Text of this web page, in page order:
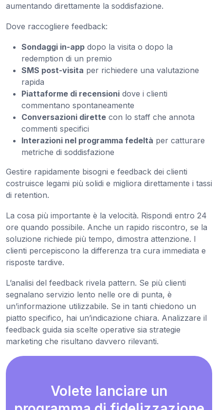
aumentando direttamente la soddisfazione.
Dove raccogliere feedback:
Sondaggi in-app dopo la visita o dopo la
redemption di un premio
SMS post-visita per richiedere una valutazione
rapida
Piattaforme di recensioni dove i clienti
commentano spontaneamente
Conversazioni dirette con lo staff che annota
commenti specifici
Interazioni nel programma fedeltà per catturare
metriche di soddisfazione
Gestire rapidamente bisogni e feedback dei clienti
costruisce legami più solidi e migliora direttamente i tassi
di retention.
La cosa più importante è la velocità. Rispondi entro 24
ore quando possibile. Anche un rapido riscontro, se la
soluzione richiede più tempo, dimostra attenzione. I
clienti percepiscono la differenza tra cura immediata e
risposte tardive.
L’analisi del feedback rivela pattern. Se più clienti
segnalano servizio lento nelle ore di punta, è
un’informazione utilizzabile. Se in tanti chiedono un
piatto specifico, hai un’indicazione chiara. Analizzare il
feedback guida sia scelte operative sia strategie
marketing che risultano davvero rilevanti.
Volete lanciare un